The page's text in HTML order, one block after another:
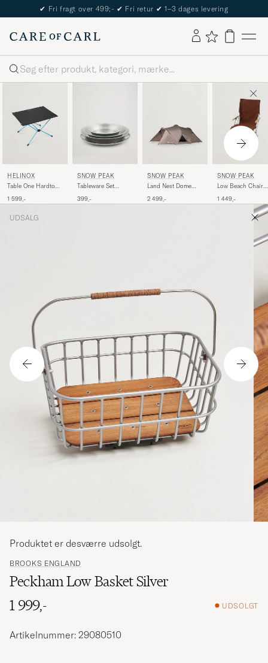
✔ Fri fragt over 499;- ✔ Fri retur ✔ 1–3 dages levering
Søg
HELINOX
Table One Hardtop
1 599,-
SNOW PEAK
Tableware Set
399,-
SNOW PEAK
Land Nest Dome
2 499,-
SNOW PEAK
Low Beach Chair
1 449,-
UDSALG
BROOKS ENGLAND
Peckham Low Basket Silver
1 999,-
UDSOLGT
Produktet er desværre udsolgt.
Artikelnummer: 29080510